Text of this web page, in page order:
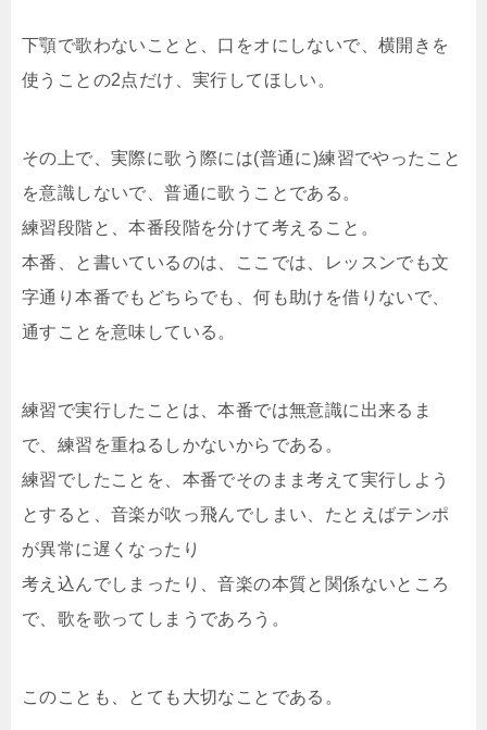
下顎で歌わないことと、口をオにしないで、横開きを
使うことの2点だけ、実行してほしい。
その上で、実際に歌う際には(普通に)練習でやったこと
を意識しないで、普通に歌うことである。
練習段階と、本番段階を分けて考えること。
本番、と書いているのは、ここでは、レッスンでも文
字通り本番でもどちらでも、何も助けを借りないで、
通すことを意味している。
練習で実行したことは、本番では無意識に出来るま
で、練習を重ねるしかないからである。
練習でしたことを、本番でそのまま考えて実行しよう
とすると、音楽が吹っ飛んでしまい、たとえばテンポ
が異常に遅くなったり
考え込んでしまったり、音楽の本質と関係ないところ
で、歌を歌ってしまうであろう。
このことも、とても大切なことである。